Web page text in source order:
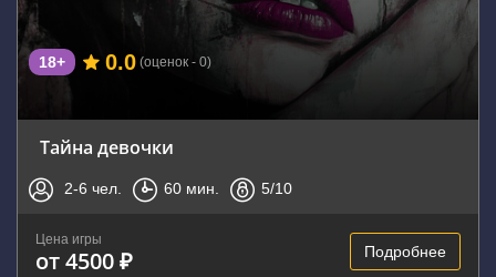
18+ 0.0 (оценок - 0)
Тайна девочки
2-6 чел. 60 мин. 5/10
Цена игры
от 4500 ₽ Подробнее